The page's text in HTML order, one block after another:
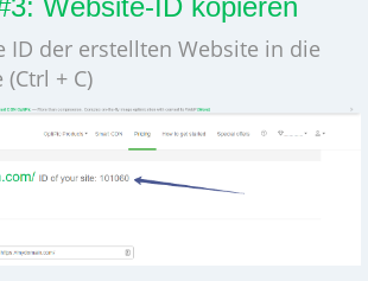
ID der erstellten Website in die
+ C)